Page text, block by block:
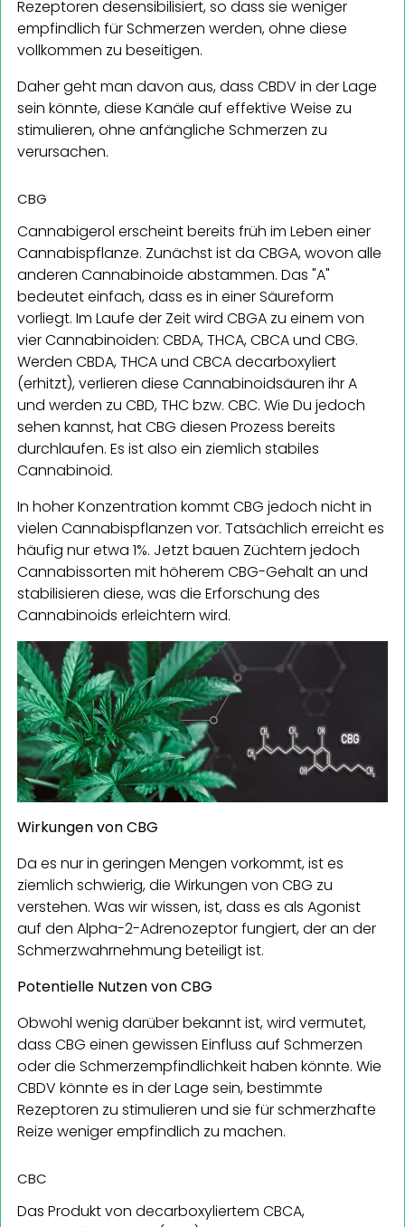
Rezeptoren desensibilisiert, so dass sie weniger
empfindlich für Schmerzen werden, ohne diese
vollkommen zu beseitigen.
Daher geht man davon aus, dass CBDV in der Lage
sein könnte, diese Kanäle auf effektive Weise zu
stimulieren, ohne anfängliche Schmerzen zu
verursachen.
CBG
Cannabigerol erscheint bereits früh im Leben einer
Cannabispflanze. Zunächst ist da CBGA, wovon alle
anderen Cannabinoide abstammen. Das "A"
bedeutet einfach, dass es in einer Säureform
vorliegt. Im Laufe der Zeit wird CBGA zu einem von
vier Cannabinoiden: CBDA, THCA, CBCA und CBG.
Werden CBDA, THCA und CBCA decarboxyliert
(erhitzt), verlieren diese Cannabinoidsäuren ihr A
und werden zu CBD, THC bzw. CBC. Wie Du jedoch
sehen kannst, hat CBG diesen Prozess bereits
durchlaufen. Es ist also ein ziemlich stabiles
Cannabinoid.
In hoher Konzentration kommt CBG jedoch nicht in
vielen Cannabispflanzen vor. Tatsächlich erreicht es
häufig nur etwa 1%. Jetzt bauen Züchtern jedoch
Cannabissorten mit höherem CBG-Gehalt an und
stabilisieren diese, was die Erforschung des
Cannabinoids erleichtern wird.
Wirkungen von CBG
Da es nur in geringen Mengen vorkommt, ist es
ziemlich schwierig, die Wirkungen von CBG zu
verstehen. Was wir wissen, ist, dass es als Agonist
auf den Alpha-2-Adrenozeptor fungiert, der an der
Schmerzwahrnehmung beteiligt ist.
Potentielle Nutzen von CBG
Obwohl wenig darüber bekannt ist, wird vermutet,
dass CBG einen gewissen Einfluss auf Schmerzen
oder die Schmerzempfindlichkeit haben könnte. Wie
CBDV könnte es in der Lage sein, bestimmte
Rezeptoren zu stimulieren und sie für schmerzhafte
Reize weniger empfindlich zu machen.
CBC
Das Produkt von decarboxyliertem CBCA,